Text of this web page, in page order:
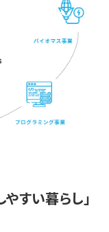
やすい暮らし」